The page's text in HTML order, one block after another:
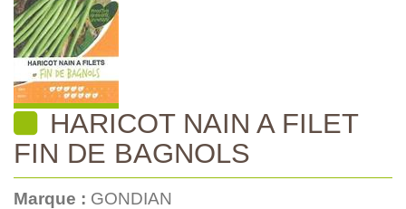
HARICOT NAIN A FILET
FIN DE BAGNOLS
Marque : GONDIAN